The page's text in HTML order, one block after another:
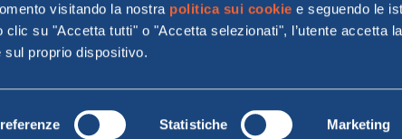
visitando la nostra politica sui cookie e seguendo le
clic su "Accetta tutti" o "Accetta selezionati", l’utente accetta la
proprio dispositivo.
Statistiche Marketing
MOBY S.p.A.
Sede legale: Via Larga,26 20122 Milano
MOBY S.p.A. è soggetta ad attività di
trademarks of and © Warner Bros. Entertainment